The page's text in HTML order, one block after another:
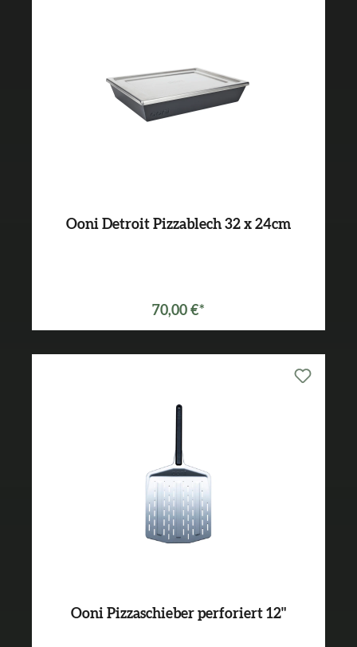
Ooni Detroit Pizzablech 32 x 24cm
70,00 €*
Ooni Pizzaschieber perforiert 12"